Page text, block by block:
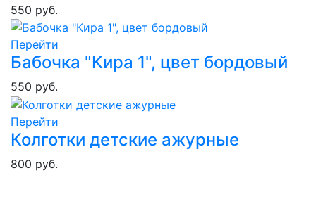
550 руб.
Перейти
Бабочка "Кира 1", цвет бордовый
550 руб.
Перейти
Колготки детские ажурные
800 руб.